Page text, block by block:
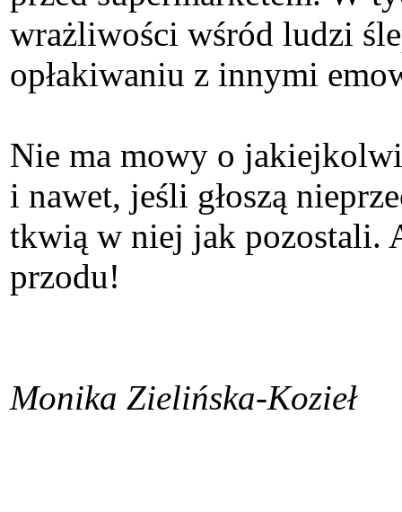
wrażliwości wśród ludzi
opłakiwaniu z innymi
Nie ma mowy o
i nawet, jeśli głoszą
tkwią w niej jak pozostali.
przodu!
Monika Zielińska-Kozieł